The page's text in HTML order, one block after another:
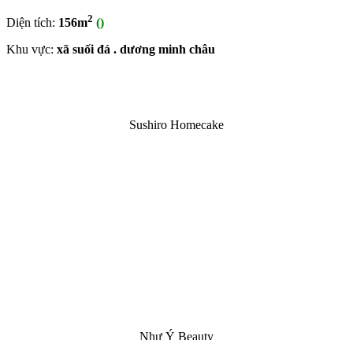
Diện tích: 156m2 ()
Khu vực: xã suối đá . dương minh châu
Sushiro Homecake
Như Ý Beauty